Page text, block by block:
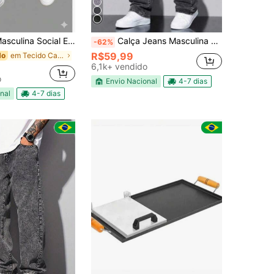
Estilo Casual Chic- Alfaiataria Moderda- ABA
em Tecido Calças masculinas
4-7 dias
-62% Calça Jeans Masculina Balão Reto Baggy Premium Streetwear Oversized Rapper Ganga Estilo Skatista Folgadas
R$59,99
6,1k+ vendido
Envio Nacional 4-7 dias